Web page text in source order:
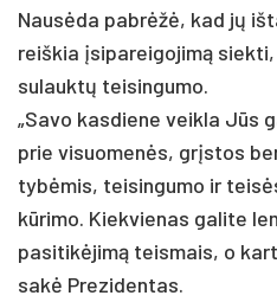
Nausė­da pa­brėžė, kad jų
reiš­kia įsi­pa­rei­go­jimą
su­lauktų tei­sin­gu­mo.
„Sa­vo kas­die­ne veik­la Jūs
prie vi­suo­menės, grįstos
tybė­mis, tei­sin­gu­mo ir
kūri­mo. Kiek­vie­nas ga­li­te
pa­si­tikė­jimą teis­mais, o
sakė Pre­zi­den­tas.